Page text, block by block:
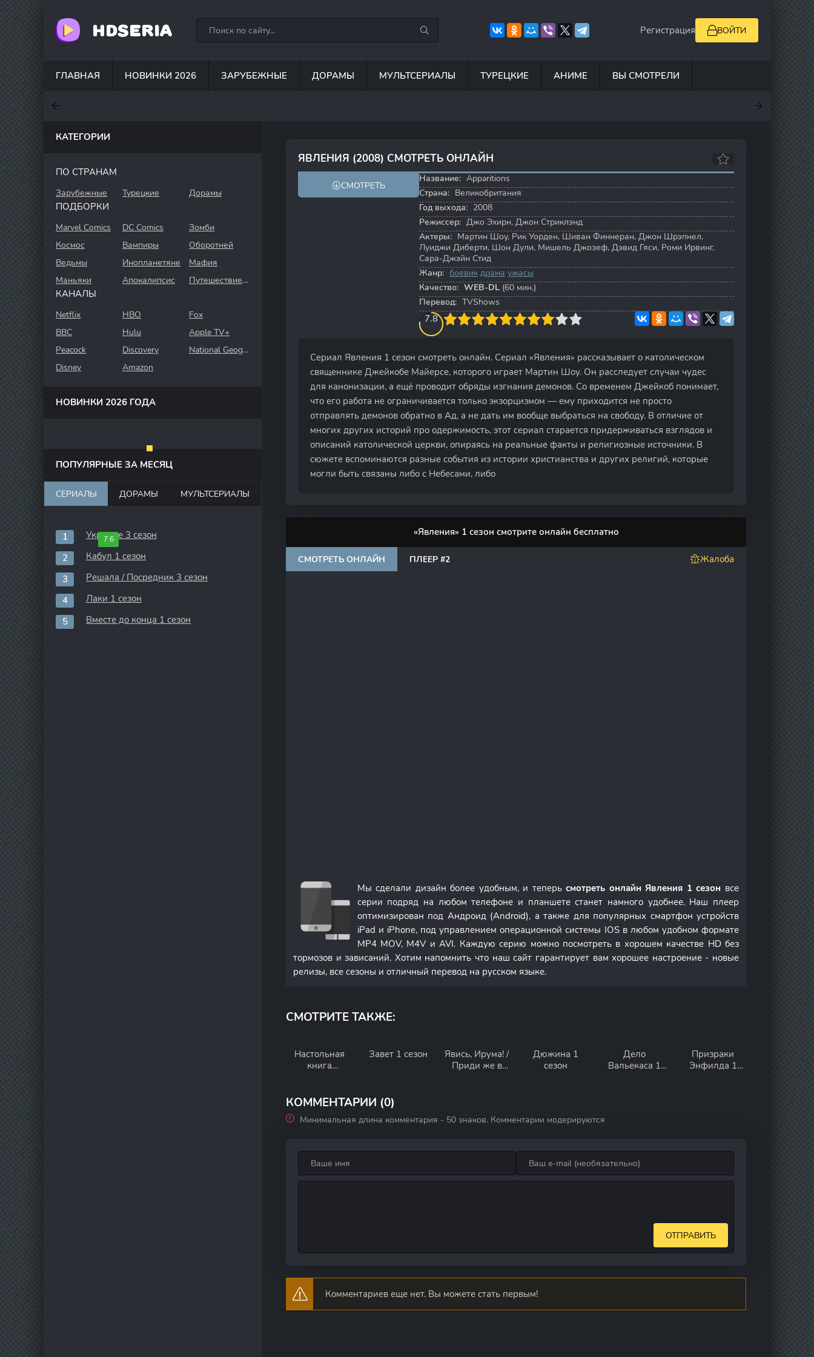
HDSERIA Регистрация ВОЙТИ
ГЛАВНАЯ НОВИНКИ 2026 ЗАРУБЕЖНЫЕ ДОРАМЫ МУЛЬТСЕРИАЛЫ ТУРЕЦКИЕ АНИМЕ ВЫ СМОТРЕЛИ
7.8
ЯВЛЕНИЯ (2008) СМОТРЕТЬ ОНЛАЙН
6.7 7.9
СМОТРЕТЬ
Название: Apparitions
Страна: Великобритания
Год выхода: 2008
Режиссер: Джо Эхирн, Джон Стриклэнд
Актеры: Мартин Шоу, Рик Уорден, Шиван Финнеран, Джон Шрэпнел,
Луиджи Диберти, Шон Дули, Мишель Джозеф, Дэвид Гяси, Роми Ирвинг,
Сара-Джэйн Стид
Жанр: боевик драма ужасы
Качество: WEB-DL (60 мин.)
Перевод: TVShows
7.8
4 5 6 7 8 9 10
Сериал Явления 1 сезон смотреть онлайн. Сериал «Явления» рассказывает о католическом
священнике Джейкобе Майерсе, которого играет Мартин Шоу. Он расследует случаи чудес
для канонизации, а ещё проводит обряды изгнания демонов. Со временем Джейкоб понимает,
что его работа не ограничивается только экзорцизмом — ему приходится не просто
отправлять демонов обратно в Ад, а не дать им вообще выбраться на свободу. В отличие от
многих других историй про одержимость, этот сериал старается придерживаться взглядов и
описаний католической церкви, опираясь на реальные факты и религиозные источники. В
сюжете вспоминаются разные события из истории христианства и других религий, которые
могли быть связаны либо с Небесами, либо
«Явления» 1 сезон смотрите онлайн бесплатно
СМОТРЕТЬ ОНЛАЙН ПЛЕЕР #2 Жалоба
Мы сделали дизайн более удобным, и теперьсмотреть онлайн Явления 1 сезон все
серии подряд на любом телефоне и планшете станет намного удобнее. Наш плеер
оптимизирован под Андроид (Android), а также для популярных смартфон устройств
iPad и iPhone, под управлением операционной системы IOS в любом удобном формате
MP4 MOV, M4V и AVI. Каждую серию можно посмотреть в хорошем качестве HD без
тормозов и зависаний. Хотим напомнить что наш сайт гарантирует вам хорошее настроение - новые
релизы, все сезоны и отличный перевод на русском языке.
СМОТРИТЕ ТАКЖЕ:
Настольная
книга
Завет 1 сезон
Явись, Ирума! /
Приди же в
Дюжина 1
сезон
Дело
Вальекаса 1
Призраки
Энфилда 1
КОММЕНТАРИИ (0)
Минимальная длина комментария - 50 знаков. Комментарии модерируются
ОТПРАВИТЬ
Комментариев еще нет. Вы можете стать первым!
КАТЕГОРИИ
ПО СТРАНАМ
Зарубежные Турецкие Дорамы
ПОДБОРКИ
Marvel Comics DC Comics
Зомби
Космос
Вампиры
Оборотней
Ведьмы
Инопланетяне
Мафия
Маньяки
Апокалипсис Путешествие во времени
КАНАЛЫ
Netflix HBO
Fox
BBC
Hulu
Apple TV+
Peacock
Discovery
National Geographic
Disney
Amazon
НОВИНКИ 2026 ГОДА
ПОПУЛЯРНЫЕ ЗА МЕСЯЦ
СЕРИАЛЫ ДОРАМЫ МУЛЬТСЕРИАЛЫ
7.6
Укрытие 3 сезон
Кабул 1 сезон
Решала / Посредник 3 сезон
Лаки 1 сезон
Вместе до конца 1 сезон